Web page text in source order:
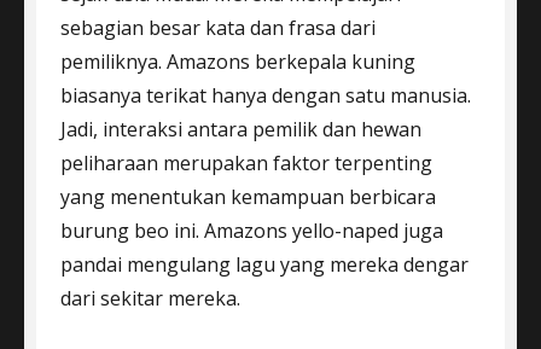
sebagian besar kata dan frasa dari
pemiliknya. Amazons berkepala kuning
biasanya terikat hanya dengan satu manusia.
Jadi, interaksi antara pemilik dan hewan
peliharaan merupakan faktor terpenting
yang menentukan kemampuan berbicara
burung beo ini. Amazons yello-naped juga
pandai mengulang lagu yang mereka dengar
dari sekitar mereka.